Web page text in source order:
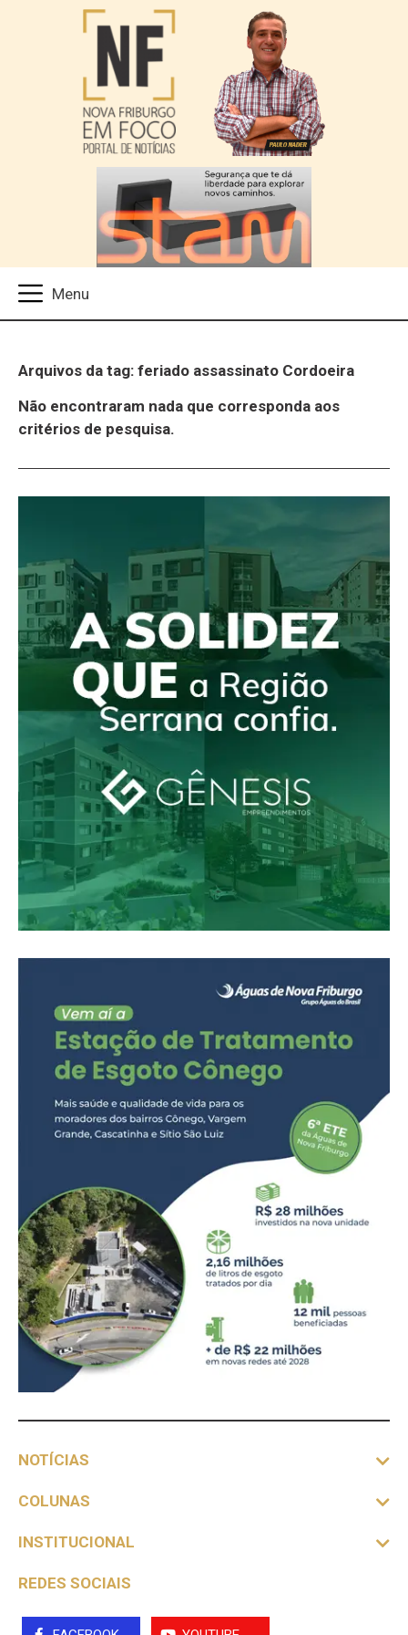
Arquivos da tag: feriado assassinato Cordoeira
Não encontraram nada que corresponda aos
critérios de pesquisa.
NOTÍCIAS
COLUNAS
INSTITUCIONAL
REDES SOCIAIS